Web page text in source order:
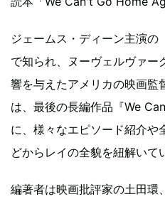
ジェームス・ディーン主演の
で知られ、ヌーヴェルヴァー
響を与えたアメリカの映画監
は、最後の長編作品『We
に、様々なエピソード紹介や
どからレイの全貌を紐解いて
編著者は映画批評家の土田環